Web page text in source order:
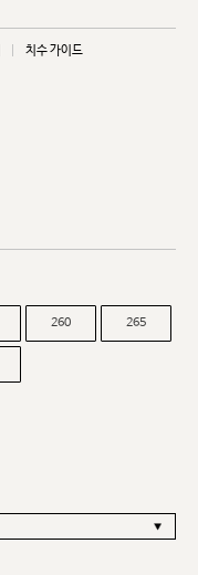
치수 가이드
260 265